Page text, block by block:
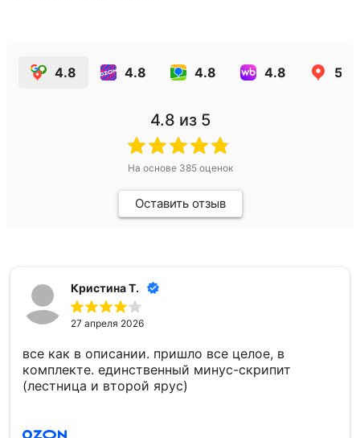
4.8 4.8 4.8 4.8 5.0
4.8 из 5
На основе 385оценок
Оставить отзыв
Кристина Т.
27 апреля 2026
все как в описании. пришло все целое, в
комплекте. единственный минус-скрипит
(лестница и второй ярус)